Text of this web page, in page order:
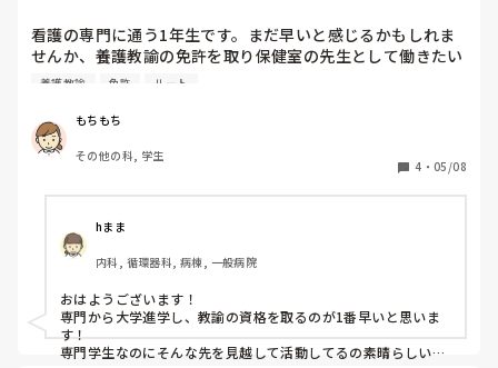
看護の専門に通う1年生です。まだ早いと感じるかもしれま
せんか、養護教諭の免許を取り保健室の先生として働きたい
という考えが出てきました、、。
教えて頂きたいです。1年で取れる所は家からも遠い他県ば
かりで困ってます。学校をやめて大学に通い直すべきなので
しょうか。。。
ますか？💧‬
養護教諭 免許 ルート
もちもち
その他の科, 学生
4 ・ 05/08
hまま
内科, 循環器科, 病棟, 一般病院
おはようございます！
専門から大学進学し、教諭の資格を取るのが1番早いと思いま
す！
専門学生なのにそんな先を見越して活動してるの素晴らしいで